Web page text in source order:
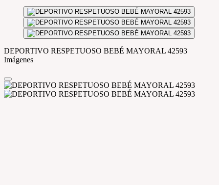
DEPORTIVO RESPETUOSO BEBÉ MAYORAL 42593
Imágenes